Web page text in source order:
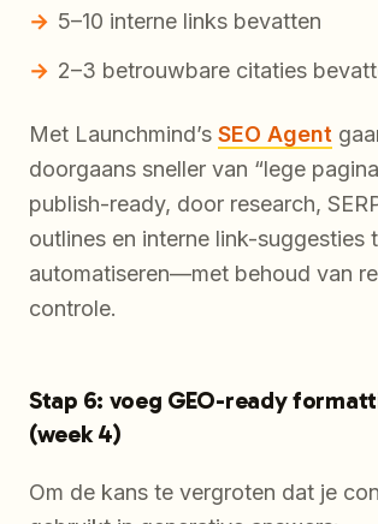
5–10 interne links bevatten
2–3 betrouwbare citaties
Met Launchmind’s SEO Agent
doorgaans sneller van “lege
publish-ready, door research,
outlines en interne link-suggesties
automatiseren—met behoud van
controle.
Stap 6: voeg GEO-ready
(week 4)
Om de kans te vergroten dat je